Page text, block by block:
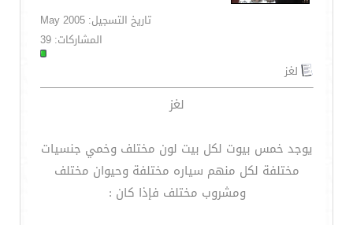
تاريخ التسجيل: May 2005
المشاركات: 39
لغز
لغز
يوجد خمس بيوت لكل بيت لون مختلف وخمي جنسيات
مختلفة لكل منهم سياره مختلفة وحيوان مختلف
ومشروب مختلف فإذا كان :